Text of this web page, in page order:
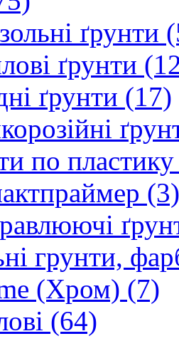
ґрунти
ґрунти
ґрунти (17)
по
(3)
грунти,
(Хром) (7)
(64)